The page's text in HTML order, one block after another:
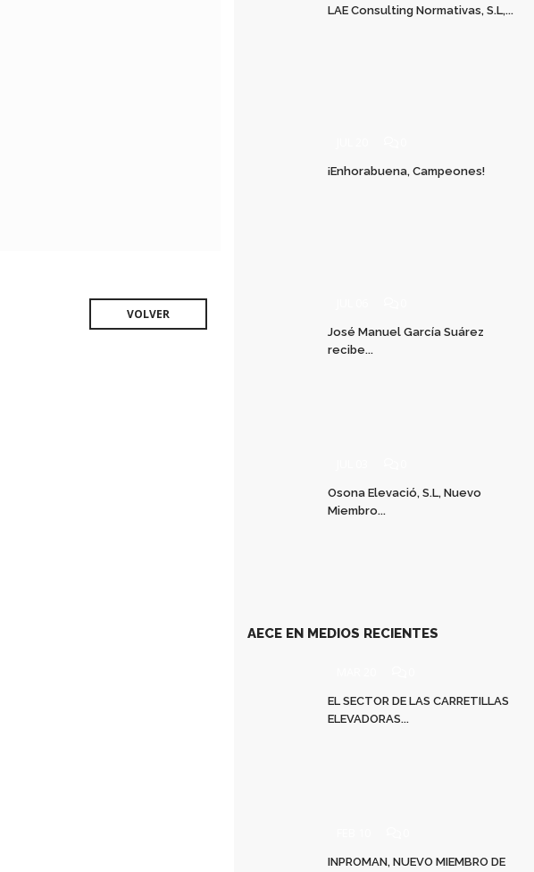
VOLVER
LAE Consulting Normativas, S.L,...
¡Enhorabuena, Campeones!
José Manuel García Suárez
recibe...
Osona Elevació, S.L, Nuevo
Miembro...
AECE EN MEDIOS RECIENTES
EL SECTOR DE LAS CARRETILLAS
ELEVADORAS...
INPROMAN, NUEVO MIEMBRO DE